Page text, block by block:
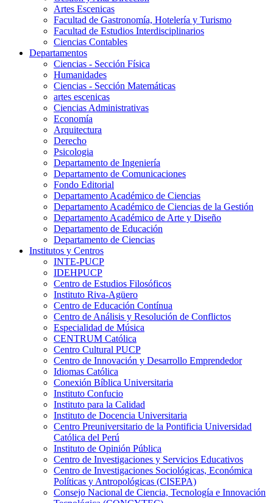
Artes Escenicas
Facultad de Gastronomía, Hotelería y Turismo
Facultad de Estudios Interdisciplinarios
Ciencias Contables
Departamentos
Ciencias - Sección Física
Humanidades
Ciencias - Sección Matemáticas
artes escenicas
Ciencias Administrativas
Economía
Arquitectura
Derecho
Psicologia
Departamento de Ingeniería
Departamento de Comunicaciones
Fondo Editorial
Departamento Académico de Ciencias
Departamento Académico de Ciencias de la Gestión
Departamento Académico de Arte y Diseño
Departamento de Educación
Departamento de Ciencias
Institutos y Centros
INTE-PUCP
IDEHPUCP
Centro de Estudios Filosóficos
Instituto Riva-Agüero
Centro de Educación Contínua
Centro de Análisis y Resolución de Conflictos
Especialidad de Música
CENTRUM Católica
Centro Cultural PUCP
Centro de Innovación y Desarrollo Emprendedor
Idiomas Católica
Conexión Bíblica Universitaria
Instituto Confucio
Instituto para la Calidad
Instituto de Docencia Universitaria
Centro Preuniversitario de la Pontificia Universidad
Católica del Perú
Instituto de Opinión Pública
Centro de Investigaciones y Servicios Educativos
Centro de Investigaciones Sociológicas, Económica
Políticas y Antropológicas (CISEPA)
Consejo Nacional de Ciencia, Tecnología e Innovación